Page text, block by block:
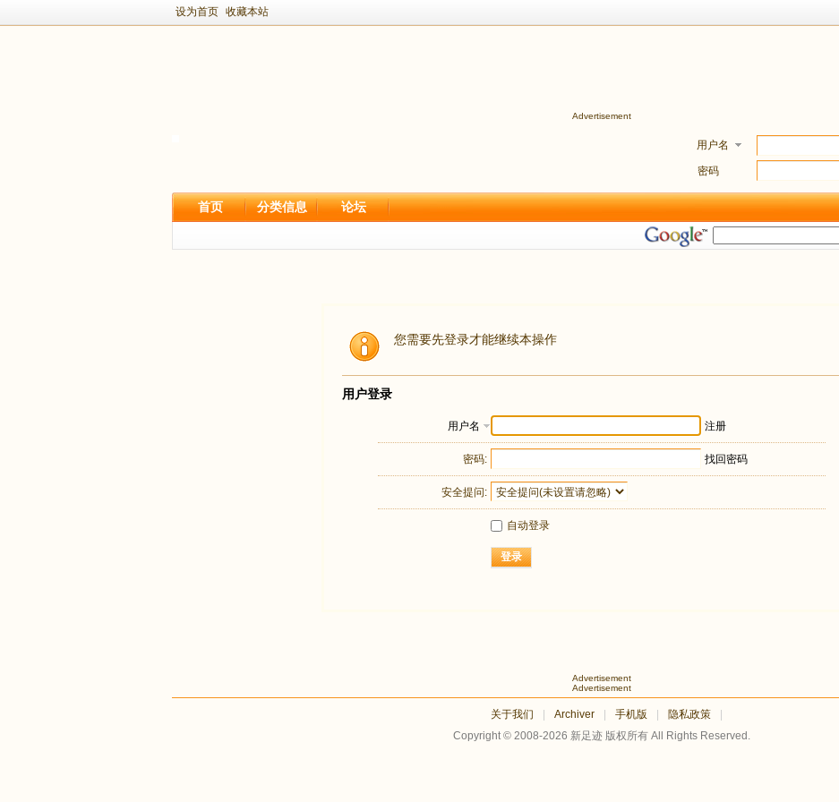
设为首页 收藏本站
Advertisement
用户名
密码
首页 分类信息 论坛
您需要先登录才能继续本操作
用户登录
用户名 注册
密码: 找回密码
安全提问:
自动登录
登录
Advertisement
Advertisement
关于我们 Archiver 手机版 隐私政策
Copyright © 2008-2026 新足迹 版权所有 All Rights Reserved.